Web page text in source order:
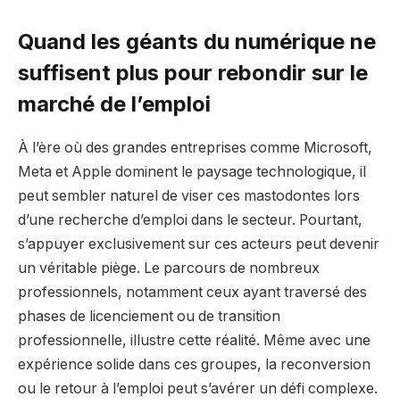
Quand les géants du numérique ne
suffisent plus pour rebondir sur le
marché de l’emploi
À l’ère où des grandes entreprises comme Microsoft,
Meta et Apple dominent le paysage technologique, il
peut sembler naturel de viser ces mastodontes lors
d’une recherche d’emploi dans le secteur. Pourtant,
s’appuyer exclusivement sur ces acteurs peut devenir
un véritable piège. Le parcours de nombreux
professionnels, notamment ceux ayant traversé des
phases de licenciement ou de transition
professionnelle, illustre cette réalité. Même avec une
expérience solide dans ces groupes, la reconversion
ou le retour à l’emploi peut s’avérer un défi complexe.